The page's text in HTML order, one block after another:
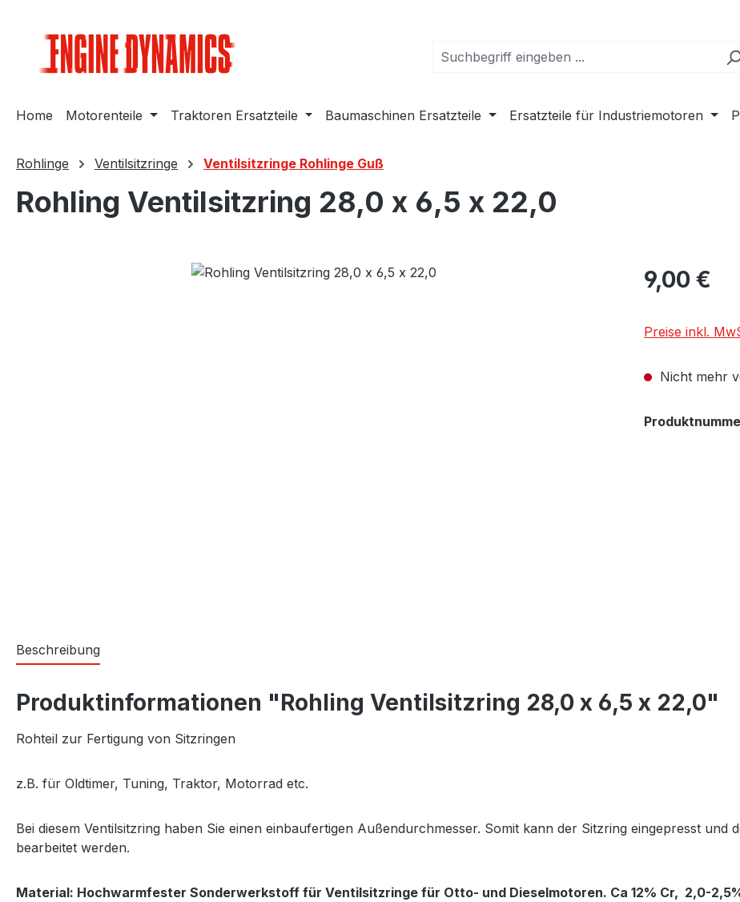
Home Motorenteile Traktoren Ersatzteile Baumaschinen Ersatzteile Ersatzteile für Industriemotoren
Rohlinge Ventilsitzringe Ventilsitzringe Rohlinge Guß
Rohling Ventilsitzring 28,0 x 6,5 x 22,0
Regulärer Preis:
9,00 €
Preise inkl.
Nicht mehr
Beschreibung
Produktinformationen "Rohling Ventilsitzring 28,0 x 6,5 x 22,0"
Rohteil zur Fertigung von Sitzringen
z.B. für Oldtimer, Tuning, Traktor, Motorrad etc.
Bei diesem Ventilsitzring haben Sie einen einbaufertigen Außendurchmesser. Somit kann der Sitzring eingepresst und
bearbeitet werden.
Material: Hochwarmfester Sonderwerkstoff für Ventilsitzringe für Otto- und Dieselmotoren. Ca 12% Cr, 2,0-